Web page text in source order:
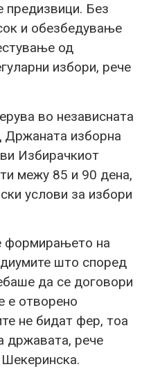
предизвици. Без
и обезбедување
од
избори, рече
во независната
Држаната изборна
Избирачкиот
межу 85 и 90 дена,
услови за избори
формирањето на
што според
да се договори
е отворено
не бидат фер, тоа
државата, рече